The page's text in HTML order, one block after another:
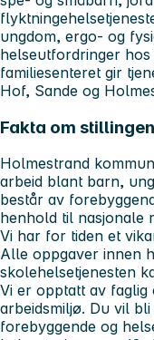
ungdom, ergo- og
helseutfordringer
familiesenteret gir
Hof, Sande og
Fakta om stillingen
Holmestrand
arbeid blant barn,
består av
henhold til nasjonale
Vi har for tiden et
Alle oppgaver innen
skolehelsetjenesten
Vi er opptatt av faglig
arbeidsmiljø. Du vil
forebyggende og